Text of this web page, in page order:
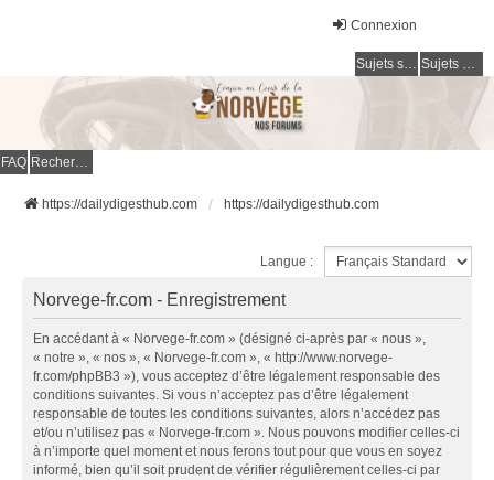
Connexion
Sujets sans réponse Sujets actifs
FAQ Rechercher
https://dailydigesthub.com https://dailydigesthub.com
Langue :
Norvege-fr.com - Enregistrement
En accédant à « Norvege-fr.com » (désigné ci-après par « nous »,
« notre », « nos », « Norvege-fr.com », « http://www.norvege-
fr.com/phpBB3 »), vous acceptez d’être légalement responsable des
conditions suivantes. Si vous n’acceptez pas d’être légalement
responsable de toutes les conditions suivantes, alors n’accédez pas
et/ou n’utilisez pas « Norvege-fr.com ». Nous pouvons modifier celles-ci
à n’importe quel moment et nous ferons tout pour que vous en soyez
informé, bien qu’il soit prudent de vérifier régulièrement celles-ci par